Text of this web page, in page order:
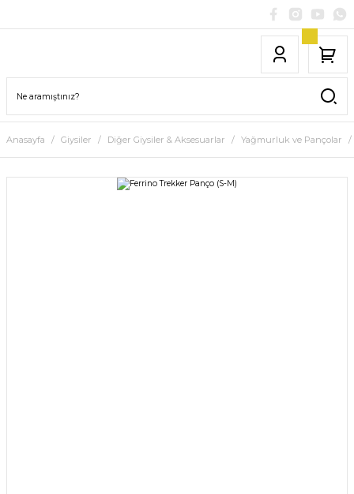
Anasayfa Giysiler Diğer Giysiler & Aksesuarlar Yağmurluk ve Pançolar